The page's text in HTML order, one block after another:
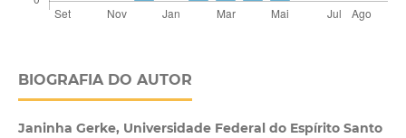
BIOGRAFIA DO AUTOR
Janinha Gerke, Universidade Federal do Espírito Santo